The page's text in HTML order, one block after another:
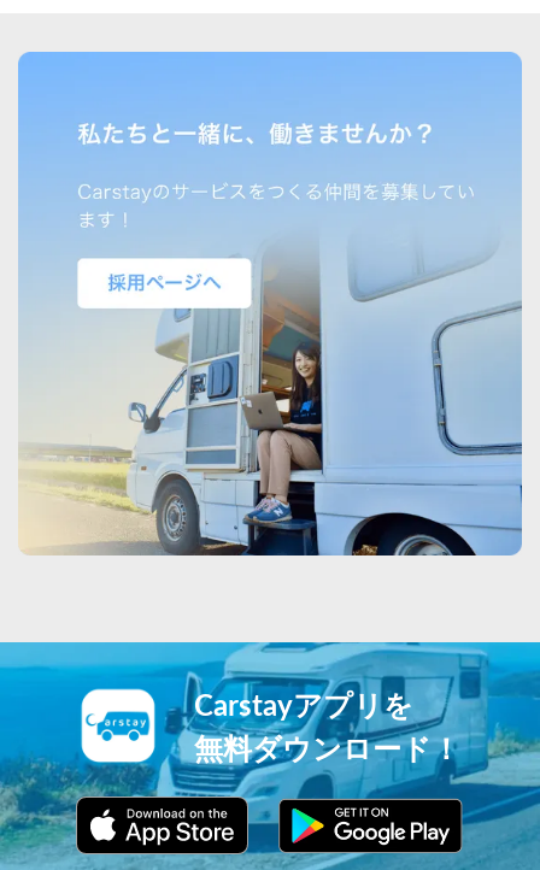
Carstayアプリを
無料ダウンロード！